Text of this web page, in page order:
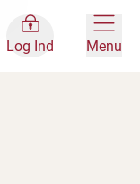
Log Ind Menu